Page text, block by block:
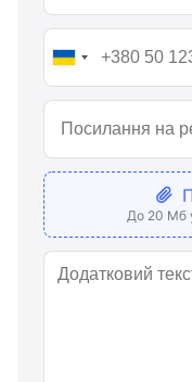
До 20 Мб